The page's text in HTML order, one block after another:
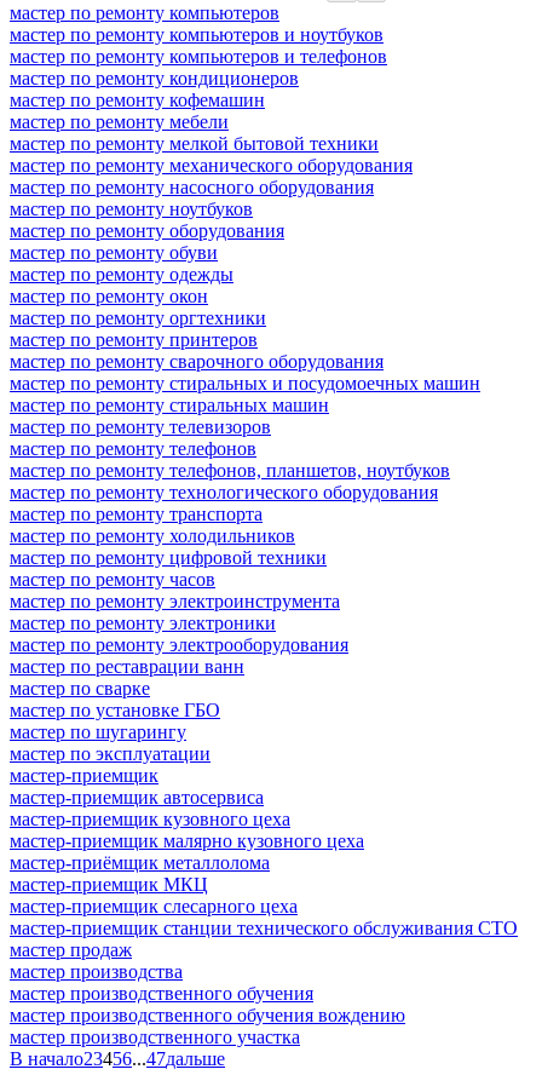
мастер по ремонту компьютеров
мастер по ремонту компьютеров и ноутбуков
мастер по ремонту компьютеров и телефонов
мастер по ремонту кондиционеров
мастер по ремонту кофемашин
мастер по ремонту мебели
мастер по ремонту мелкой бытовой техники
мастер по ремонту механического оборудования
мастер по ремонту насосного оборудования
мастер по ремонту ноутбуков
мастер по ремонту оборудования
мастер по ремонту обуви
мастер по ремонту одежды
мастер по ремонту окон
мастер по ремонту оргтехники
мастер по ремонту принтеров
мастер по ремонту сварочного оборудования
мастер по ремонту стиральных и посудомоечных машин
мастер по ремонту стиральных машин
мастер по ремонту телевизоров
мастер по ремонту телефонов
мастер по ремонту телефонов, планшетов, ноутбуков
мастер по ремонту технологического оборудования
мастер по ремонту транспорта
мастер по ремонту холодильников
мастер по ремонту цифровой техники
мастер по ремонту часов
мастер по ремонту электроинструмента
мастер по ремонту электроники
мастер по ремонту электрооборудования
мастер по реставрации ванн
мастер по сварке
мастер по установке ГБО
мастер по шугарингу
мастер по эксплуатации
мастер-приемщик
мастер-приемщик автосервиса
мастер-приемщик кузовного цеха
мастер-приемщик малярно кузовного цеха
мастер-приёмщик металлолома
мастер-приемщик МКЦ
мастер-приемщик слесарного цеха
мастер-приемщик станции технического обслуживания СТО
мастер продаж
мастер производства
мастер производственного обучения
мастер производственного обучения вождению
мастер производственного участка
В начало23456...47дальше